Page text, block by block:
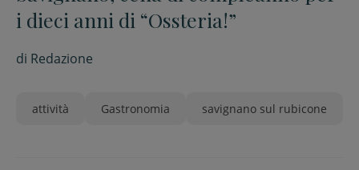
i dieci anni di “Ossteria!”
di Redazione
attività Gastronomia savignano sul rubicone